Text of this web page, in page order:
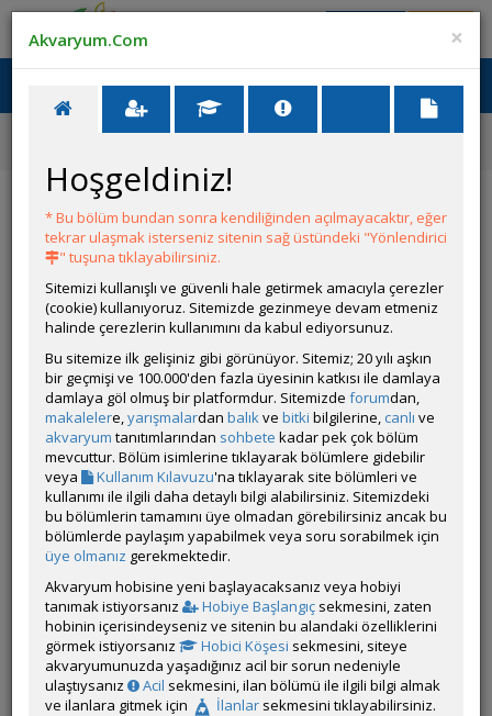
Ana Menü
Yeni Üye Forumu
Astronot Yem Yememe Problemi
YANIT YAZ Git
emreyz
Çevrim Dışı
Gönderim Zamanı:06 Ağustos 2025 08:41
Merhaba 3 gün önce şehir dışından 2 adet 14 15 cm albino tiger
astronot aldım. İlk defa deneyimleyeceğim bir tür olduğunu
belirtmek isterim. Aşılama yaptıktan sonra tanka eklediğim
astronotlara 1 gün boyunca yemleme yapmadım. Sonraki
günler yaptığım yemlemelerde ise birinin iştahla yediğini
diğerinin ise yeme eğiliminin hiç olmadığını farkettim. Bugün
itibariyle yem almayan balık diğerine nazaran daha durgun
gözüküyor. Ne yapmalıyım uzun vadede problem olmamasına
adına ne gibi önlemler almalıyım
emreyz tarafından 2025-08-08 21:03:18 tarih ve saatinde düzenlenmiştir.
Üye imzalarını sadece giriş yapan üyelerimiz görebilir
ÖM
×
Akvaryum.Com
Hoşgeldiniz!
* Bu bölüm bundan sonra kendiliğinden açılmayacaktır, eğer
tekrar ulaşmak isterseniz sitenin sağ üstündeki "Yönlendirici
" tuşuna tıklayabilirsiniz.
Sitemizi kullanışlı ve güvenli hale getirmek amacıyla çerezler
(cookie) kullanıyoruz. Sitemizde gezinmeye devam etmeniz
halinde çerezlerin kullanımını da kabul ediyorsunuz.
Bu sitemize ilk gelişiniz gibi görünüyor. Sitemiz; 20 yılı aşkın
bir geçmişi ve 100.000'den fazla üyesinin katkısı ile damlaya
damlaya göl olmuş bir platformdur. Sitemizde forumdan,
makalelere,yarışmalardan balıkve bitki bilgilerine, canlı ve
akvaryum tanıtımlarından sohbete kadar pek çok bölüm
mevcuttur. Bölüm isimlerine tıklayarak bölümlere gidebilir
veya
Kullanım Kılavuzu'na tıklayarak site bölümleri ve
kullanımı ile ilgili daha detaylı bilgi alabilirsiniz. Sitemizdeki
bu bölümlerin tamamını üye olmadan görebilirsiniz ancak bu
bölümlerde paylaşım yapabilmek veya soru sorabilmek için
üye olmanız gerekmektedir.
Akvaryum hobisine yeni başlayacaksanız veya hobiyi
tanımak istiyorsanız
Hobiye Başlangıç sekmesini, zaten
hobinin içerisindeyseniz ve sitenin bu alandaki özelliklerini
görmek istiyorsanız
Hobici Köşesi sekmesini, siteye
akvaryumunuzda yaşadığınız acil bir sorun nedeniyle
ulaştıysanız
Acil sekmesini, ilan bölümü ile ilgili bilgi almak
ve ilanlara gitmek için
İlanlar sekmesini tıklayabilirsiniz.